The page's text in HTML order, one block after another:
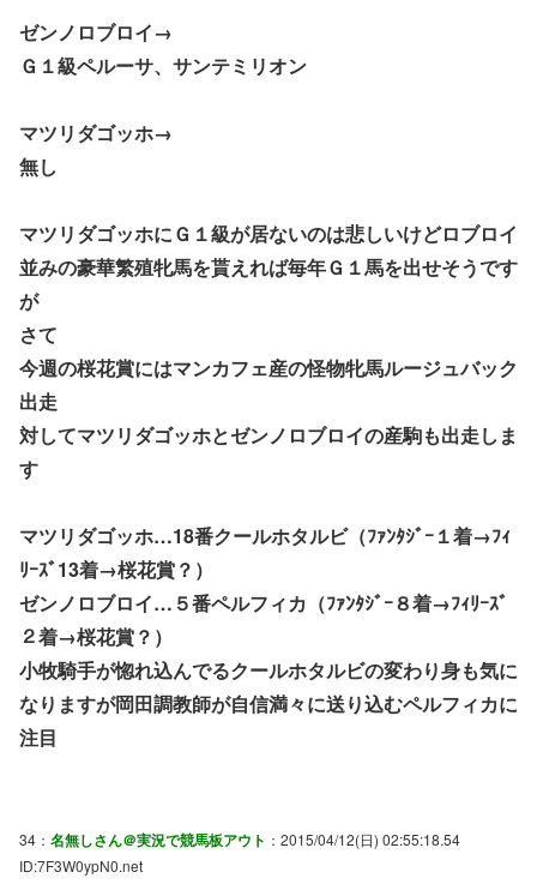
ゼンノロブロイ→
Ｇ１級ペルーサ、サンテミリオン
マツリダゴッホ→
無し
マツリダゴッホにＧ１級が居ないのは悲しいけどロブロイ
並みの豪華繁殖牝馬を貰えれば毎年Ｇ１馬を出せそうです
が
さて
今週の桜花賞にはマンカフェ産の怪物牝馬ルージュバック
出走
対してマツリダゴッホとゼンノロブロイの産駒も出走しま
す
マツリダゴッホ…18番クールホタルビ（ﾌｧﾝﾀｼﾞｰ１着→ﾌｨ
ﾘｰｽﾞ13着→桜花賞？）
ゼンノロブロイ…５番ペルフィカ（ﾌｧﾝﾀｼﾞｰ８着→ﾌｨﾘｰｽﾞ
２着→桜花賞？）
小牧騎手が惚れ込んでるクールホタルビの変わり身も気に
なりますが岡田調教師が自信満々に送り込むペルフィカに
注目
34： 名無しさん＠実況で競馬板アウト ：2015/04/12(日) 02:55:18.54
ID:7F3W0ypN0.net